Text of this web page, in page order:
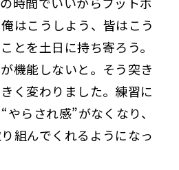
はこうしよう、皆はこう
とを土日に持ち寄ろう。
機能しないと。そう突き
く変わりました。練習に
らされ感”がなくなり、
組んでくれるようになっ